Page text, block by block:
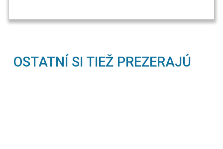
OSTATNÍ SI TIEŽ PREZERAJÚ